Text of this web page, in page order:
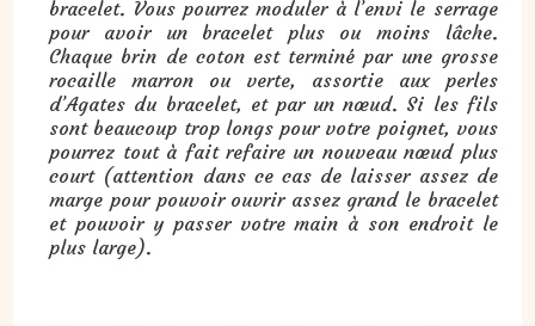
bracelet. Vous pourrez moduler à l’envi le serrage
pour avoir un bracelet plus ou moins lâche.
Chaque brin de coton est terminé par une grosse
rocaille marron ou verte, assortie aux perles
d’Agates du bracelet, et par un nœud. Si les fils
sont beaucoup trop longs pour votre poignet, vous
pourrez tout à fait refaire un nouveau nœud plus
court (attention dans ce cas de laisser assez de
marge pour pouvoir ouvrir assez grand le bracelet
et pouvoir y passer votre main à son endroit le
plus large).